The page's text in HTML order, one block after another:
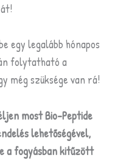
egy legalább hónapos
folytatható a
még szüksége van rá!
mostBio-Peptide
lehetőségével,
a fogyásban kitűzött